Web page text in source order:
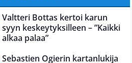
Valtteri Bottas kertoi karun
syyn keskeytyksilleen – ”Kaikki
alkaa palaa”
Sebastien Ogierin kartanlukija